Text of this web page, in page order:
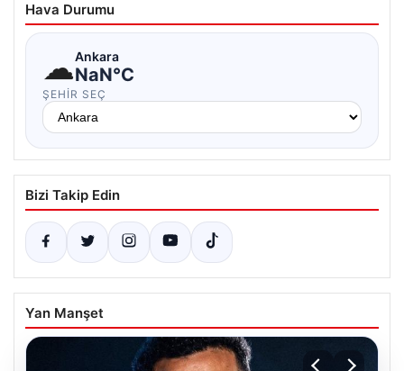
Hava Durumu
☁Ankara
NaN°C
ŞEHIR SEÇ
Bizi Takip Edin
Yan Manşet